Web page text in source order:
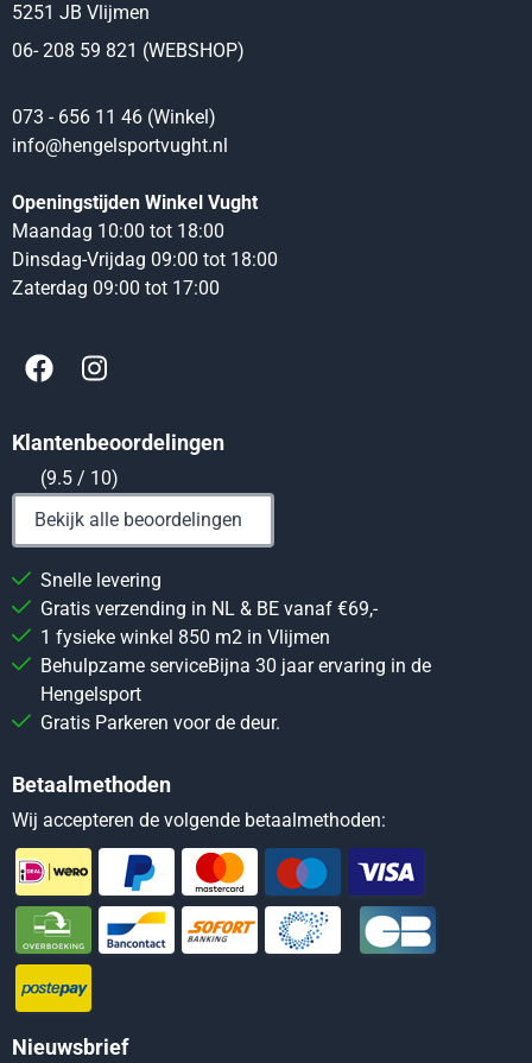
5251 JB Vlijmen
06- 208 59 821 (WEBSHOP)
073 - 656 11 46 (Winkel)
info@hengelsportvught.nl
Openingstijden Winkel Vught
Maandag 10:00 tot 18:00
Dinsdag-Vrijdag 09:00 tot 18:00
Zaterdag 09:00 tot 17:00
Klantenbeoordelingen
(9.5 / 10)
Bekijk alle beoordelingen
Snelle levering
Gratis verzending in NL & BE vanaf €69,-
1 fysieke winkel 850 m2 in Vlijmen
Behulpzame serviceBijna 30 jaar ervaring in de
Hengelsport
Gratis Parkeren voor de deur.
Betaalmethoden
Wij accepteren de volgende betaalmethoden:
Nieuwsbrief